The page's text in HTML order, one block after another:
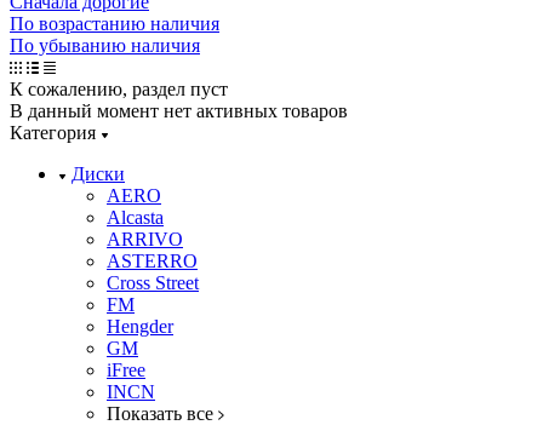
По возрастанию наличия
По убыванию наличия
К сожалению, раздел пуст
В данный момент нет активных товаров
Категория
Диски
AERO
Alcasta
ARRIVO
ASTERRO
Cross Street
FM
Hengder
GM
iFree
INCN
Показать все